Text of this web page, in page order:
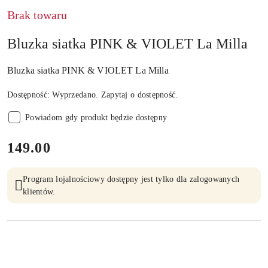
Brak towaru
Bluzka siatka PINK & VIOLET La Milla
Bluzka siatka PINK & VIOLET La Milla
Dostępność:Wyprzedano. Zapytaj o dostępność.
Powiadom gdy produkt będzie dostępny
cena:
149.00
Program lojalnościowy dostępny jest tylko dla zalogowanych
klientów.